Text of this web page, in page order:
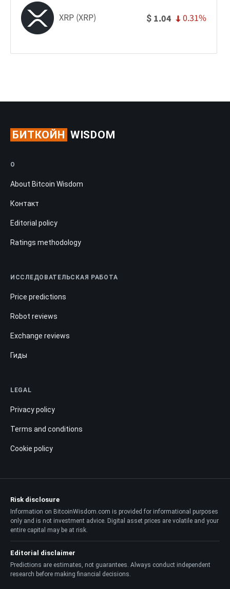
XRP (XRP) $ 1.04 0.31%
БИТКОЙН WISDOM
О
About Bitcoin Wisdom
Контакт
Editorial policy
Ratings methodology
ИССЛЕДОВАТЕЛЬСКАЯ РАБОТА
Price predictions
Robot reviews
Exchange reviews
Гиды
LEGAL
Privacy policy
Terms and conditions
Cookie policy
Risk disclosure
Information on BitcoinWisdom.com is provided for informational purposes
only and is not investment advice. Digital asset prices are volatile and your
entire capital may be at risk.
Editorial disclaimer
Predictions are estimates, not guarantees. Always conduct independent
research before making financial decisions.